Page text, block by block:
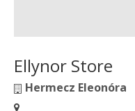
Ellynor Store
Hermecz Eleonóra